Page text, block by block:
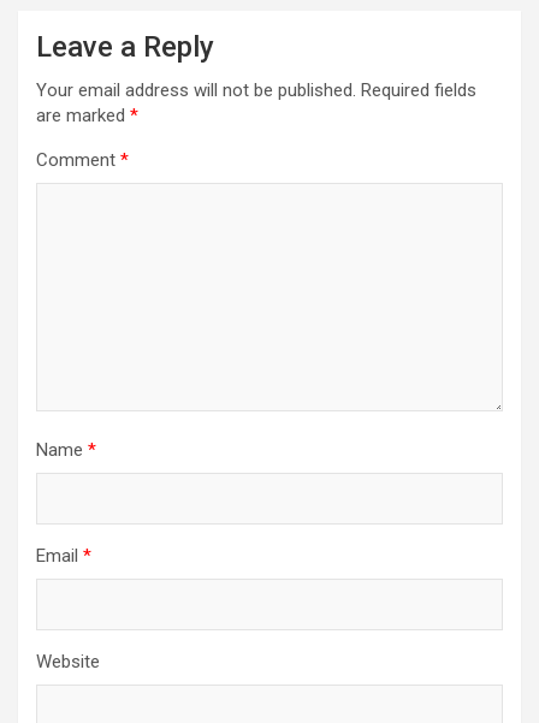
Leave a Reply
Your email address will not be published. Required fields
are marked *
Comment *
Name *
Email *
Website